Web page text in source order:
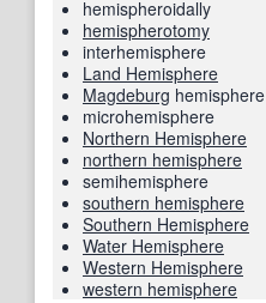
hemispheroidally
hemispherotomy
interhemisphere
Land Hemisphere
Magdeburg hemisphere
microhemisphere
Northern Hemisphere
northern hemisphere
semihemisphere
southern hemisphere
Southern Hemisphere
Water Hemisphere
Western Hemisphere
western hemisphere